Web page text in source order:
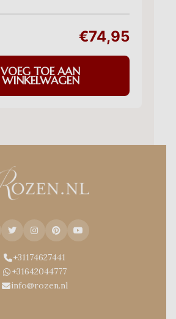
€74,95
VOEG TOE AAN
WINKELWAGEN
+31174627441
+31642044777
info@rozen.nl